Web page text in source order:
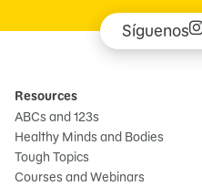
Síguenos
Resources
ABCs and 123s
Healthy Minds and Bodies
Tough Topics
Courses and Webinars